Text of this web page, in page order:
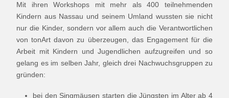
Mit ihren Workshops mit mehr als 400 teilnehmenden
Kindern aus Nassau und seinem Umland wussten sie nicht
nur die Kinder, sondern vor allem auch die Verantwortlichen
von tonArt davon zu überzeugen, das Engagement für die
Arbeit mit Kindern und Jugendlichen aufzugreifen und so
gelang es im selben Jahr, gleich drei Nachwuchsgruppen zu
gründen:
bei den Singmäusen starten die Jüngsten im Alter ab 4